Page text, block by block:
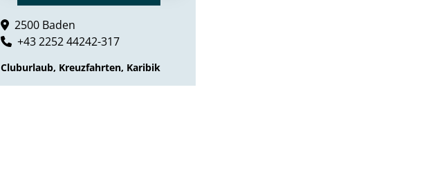
2500 Baden
+43 2252 44242-317
Cluburlaub, Kreuzfahrten, Karibik